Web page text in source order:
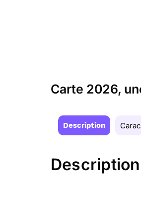
Carte 2026,
Description
Description